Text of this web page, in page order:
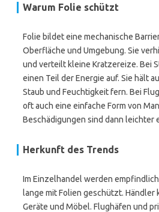
Warum Folie schützt
Folie bildet eine mechanische
Oberfläche und Umgebung. Sie
und verteilt kleine Kratzereize. Bei
einen Teil der Energie auf. Sie hält
Staub und Feuchtigkeit fern. Bei
oft auch eine einfache Form von
Beschädigungen sind dann leichter
Herkunft des Trends
Im Einzelhandel werden
lange mit Folien geschützt. Händler
Geräte und Möbel. Flughäfen und